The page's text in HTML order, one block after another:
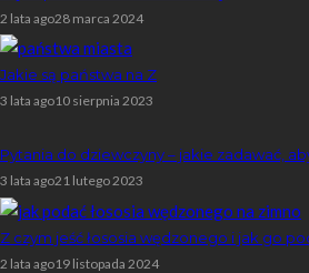
2 lata ago28 marca 2024
Jakie są państwa na Z
3 lata ago10 sierpnia 2023
Pytania do dziewczyny – jakie zadawać,
3 lata ago21 lutego 2023
Z czym jeść łososia wędzonego i jak go
2 lata ago19 listopada 2024